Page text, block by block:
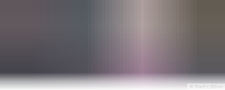
© Stadt Lübben